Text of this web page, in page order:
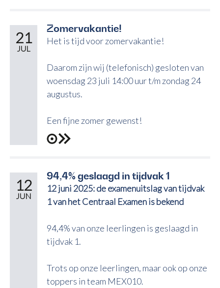
Zomervakantie!
21
JUL
Het is tijd voor zomervakantie!
Daarom zijn wij (telefonisch) gesloten van
woensdag 23 juli 14:00 uur t/m zondag 24
augustus.
Een fijne zomer gewenst!
94,4% geslaagd in tijdvak 1
12
JUN
12 juni 2025: de examenuitslag van tijdvak
1 van het Centraal Examen is bekend
94,4% van onze leerlingen is geslaagd in
tijdvak 1.
Trots op onze leerlingen, maar ook op onze
toppers in team MEX010.